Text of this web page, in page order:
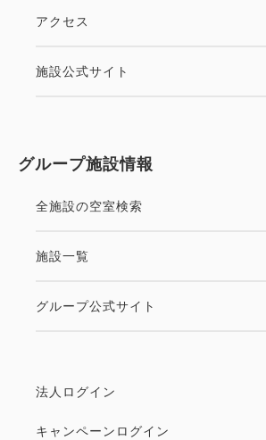
ご案内 ※予めご了承ください
ます。
タッキングベッドまたはソファーベ
☆レストランは貸切りやその他の事
☆当ホテルではお車でご来館の場合
1,500円まで)。
アクセス
施設公式サイト
グループ施設情報
全施設の空室検索
施設一覧
グループ公式サイト
法人ログイン
キャンペーンログイン